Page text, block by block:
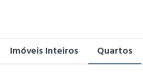
Imóveis Inteiros Quartos